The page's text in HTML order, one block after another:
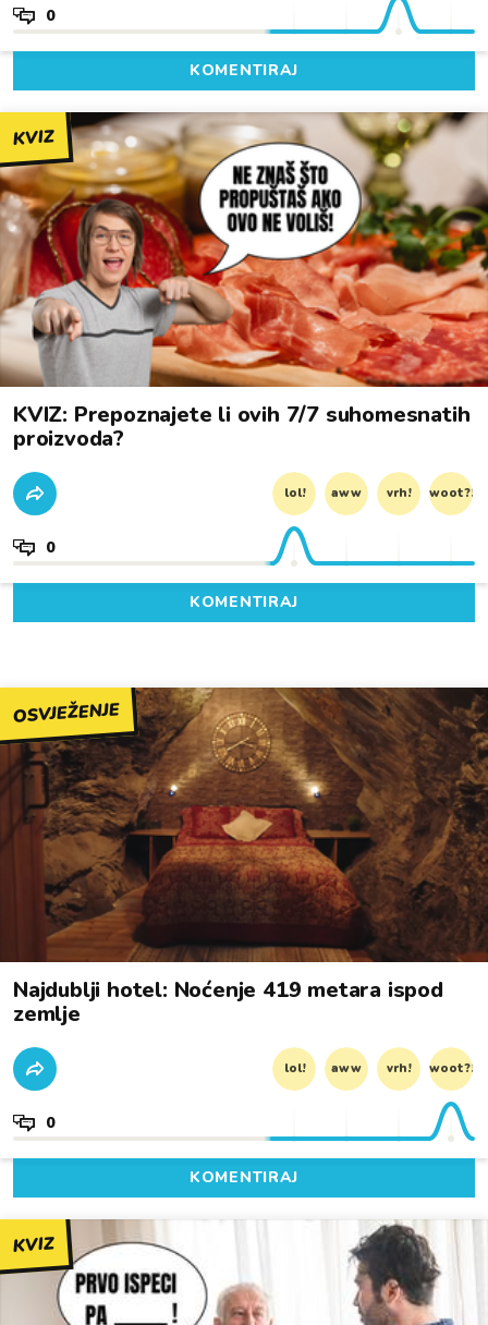
0
KOMENTIRAJ
KVIZ
KVIZ: Prepoznajete li ovih 7/7 suhomesnatih
proizvoda?
lol! aww vrh! woot?!
0
KOMENTIRAJ
OSVJEŽENJE
Najdublji hotel: Noćenje 419 metara ispod
zemlje
lol! aww vrh! woot?!
0
KOMENTIRAJ
KVIZ